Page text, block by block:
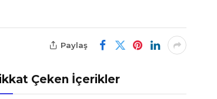
Paylaş
Çeken İçerikler